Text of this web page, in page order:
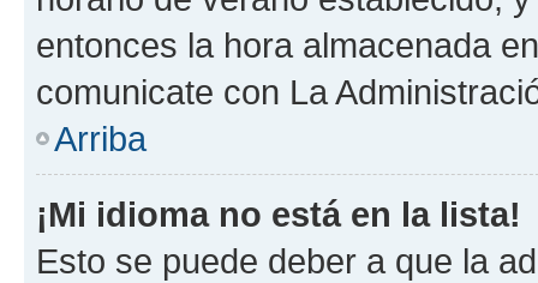
entonces la hora almacenada
comunicate con La
Arriba
¡Mi idioma no está en la lista!
Esto se puede deber a que la